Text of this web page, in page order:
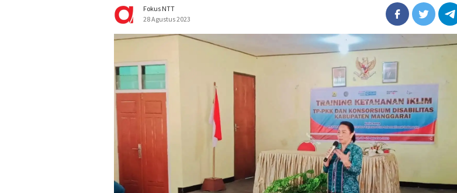
Fokus NTT
28 Agustus 2023